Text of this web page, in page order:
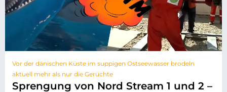
Vor der dänischen Küste im suppigen Ostseewasser brodeln
aktuell mehr als nur die Gerüchte
Sprengung von Nord Stream 1 und 2 –